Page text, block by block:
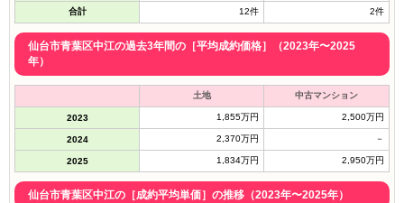
合計 12件 2件
仙台市青葉区中江の過去3年間の［平均成約価格］（2023年〜2025
年）
土地 中古マンション
2023 1,855万円 2,500万円
2024 2,370万円 －
2025 1,834万円 2,950万円
仙台市青葉区中江の［成約平均単価］の推移（2023年〜2025年）